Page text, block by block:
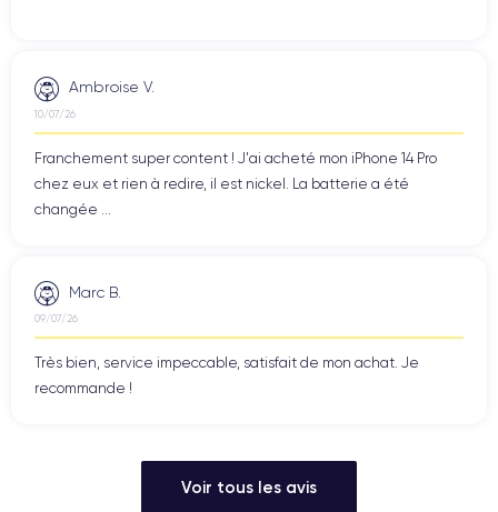
Ambroise V.
10/07/26
Franchement super content ! J'ai acheté mon iPhone 14 Pro
chez eux et rien à redire, il est nickel. La batterie a été
changée ...
Marc B.
09/07/26
Très bien, service impeccable, satisfait de mon achat. Je
recommande !
Voir tous les avis